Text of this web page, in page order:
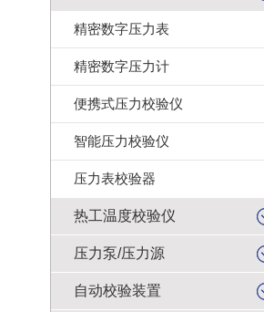
精密数字压力表
精密数字压力计
便携式压力校验仪
智能压力校验仪
压力表校验器
热工温度校验仪
压力泵/压力源
自动校验装置